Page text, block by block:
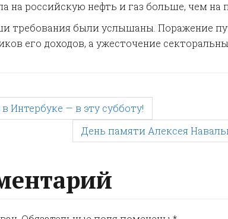
на российскую нефть и газ больше, чем на
требования были услышаны. Поражение
его доходов, а ужесточение
— в эту субботу!
День памяти Алексея